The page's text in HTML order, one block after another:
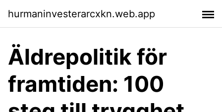
hurmaninvesterarcxkn.web.app
Äldrepolitik för
framtiden: 100